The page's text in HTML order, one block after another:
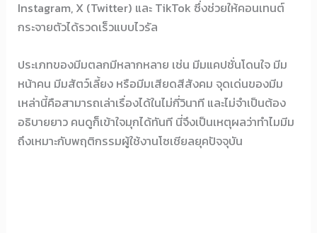
Instagram, X (Twitter) และ TikTok ซึ่งช่วยให้คอนเทนต์
กระจายตัวได้รวดเร็วแบบไวรัล
ประเภทของมีมตลกมีหลากหลาย เช่น มีมแคปชั่นโดนใจ มีม
หน้าคน มีมสัตว์เลี้ยง หรือมีมเสียดสีสังคม จุดเด่นของมีม
เหล่านี้คือสามารถเล่าเรื่องได้ในไม่กี่วินาที และไม่จำเป็นต้อง
อธิบายยาว คนดูก็เข้าใจมุกได้ทันที นี่จึงเป็นเหตุผลว่าทำไมมีม
ถึงเหมาะกับพฤติกรรมผู้ใช้งานโซเชียลยุคปัจจุบัน